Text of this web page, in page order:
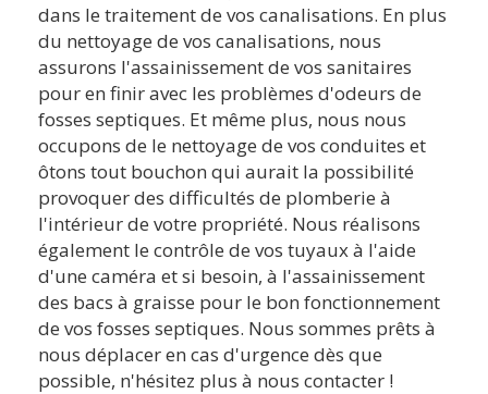
dans le traitement de vos canalisations. En plus
du nettoyage de vos canalisations, nous
assurons l'assainissement de vos sanitaires
pour en finir avec les problèmes d'odeurs de
fosses septiques. Et même plus, nous nous
occupons de le nettoyage de vos conduites et
ôtons tout bouchon qui aurait la possibilité
provoquer des difficultés de plomberie à
l'intérieur de votre propriété. Nous réalisons
également le contrôle de vos tuyaux à l'aide
d'une caméra et si besoin, à l'assainissement
des bacs à graisse pour le bon fonctionnement
de vos fosses septiques. Nous sommes prêts à
nous déplacer en cas d'urgence dès que
possible, n'hésitez plus à nous contacter !